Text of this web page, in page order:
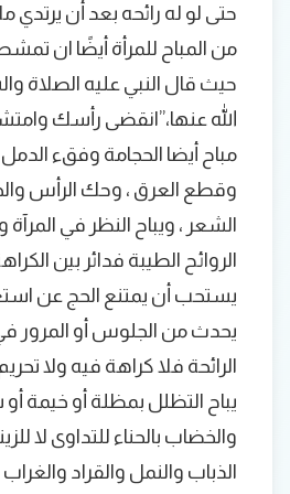
حتى لو له رائحه بعد أن يرتدي
من المباح للمرأة أيضًا ان
حيث قال النبي عليه الصلاة
الله عنها،”انقضى رأسك
مباح أيضا الحجامة وفقء
وقطع العرق ، وحك الرأس
الشعر ، ويباح النظر في المرآة
الروائح الطيبة فدائر بين
يستحب أن يمتنع الحج عن
يحدث من الجلوس أو المرور
الرائحة فلا كراهة فيه ولا
يباح التظلل بمظلة أو خيمة
والخضاب بالحناء للتداوى لا
الذباب والنمل والقراد والغراب